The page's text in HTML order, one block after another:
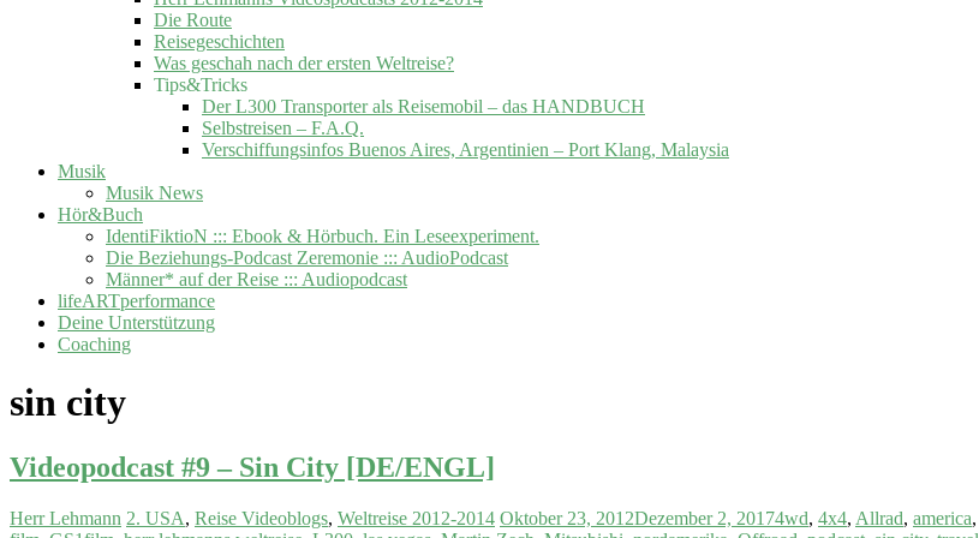
Die Route
Reisegeschichten
Was geschah nach der ersten Weltreise?
Tips&Tricks
Der L300 Transporter als Reisemobil – das HANDBUCH
Selbstreisen – F.A.Q.
Verschiffungsinfos Buenos Aires, Argentinien – Port Klang, Malaysia
Musik
Musik News
Hör&Buch
IdentiFiktioN ::: Ebook & Hörbuch. Ein Leseexperiment.
Die Beziehungs-Podcast Zeremonie ::: AudioPodcast
Männer* auf der Reise ::: Audiopodcast
lifeARTperformance
Deine Unterstützung
Coaching
sin city
Videopodcast #9 – Sin City [DE/ENGL]
Herr Lehmann 2. USA, Reise Videoblogs, Weltreise 2012-2014 Oktober 23, 2012Dezember 2, 20174wd, 4x4, Allrad, america,